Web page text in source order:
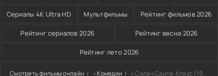
Сериалы 4K Ultra HD Мультфильмы Рейтинг фильмов 2026
Рейтинг сериалов 2026 Рейтинг весна 2026
Рейтинг лето 2026
Смотреть фильмы онлайн »Комедии » Силач Санта-Клаус (1996)